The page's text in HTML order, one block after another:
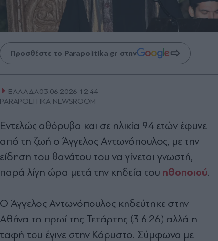
Προσθέστε το Parapolitika.gr στην
ΕΛΛΑΔΑ03.06.2026 12:44
PARAPOLITIKA NEWSROOM
Εντελώς αθόρυβα και σε ηλικία 94 ετών έφυγε
από τη ζωή ο Άγγελος Αντωνόπουλος, με την
είδηση του θανάτου του να γίνεται γνωστή,
παρά λίγη ώρα μετά την κηδεία του ηθοποιού.
Ο Άγγελος Αντωνόπουλος κηδεύτηκε στην
Αθήνα το πρωί της Τετάρτης (3.6.26) αλλά η
ταφή του έγινε στην Κάρυστο. Σύμφωνα με